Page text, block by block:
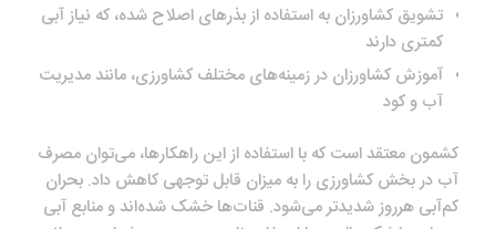
تشویق کشاورزان به استفاده از بذرهای اصلاح شده، که نیاز آبی
کمتری دارند
آموزش کشاورزان در زمینه‌های مختلف کشاورزی، مانند مدیریت
آب و کود
کشمون معتقد است که با استفاده از این راهکارها، می‌توان مصرف
آب در بخش کشاورزی را به میزان قابل توجهی کاهش داد. بحران
کم‌آبی هرروز شدیدتر می‌شود. قنات‌ها خشک شده‌اند و منابع آبی